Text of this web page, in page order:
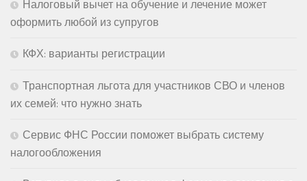
Налоговый вычет на обучение и лечение может
оформить любой из супругов
КФХ: варианты регистрации
Транспортная льгота для участников СВО и членов
их семей: что нужно знать
Сервис ФНС России поможет выбрать систему
налогообложения